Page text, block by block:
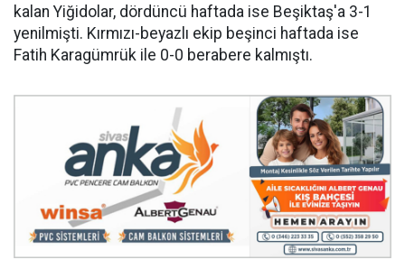
kalan Yiğidolar, dördüncü haftada ise Beşiktaş'a 3-1
yenilmişti. Kırmızı-beyazlı ekip beşinci haftada ise
Fatih Karagümrük ile 0-0 berabere kalmıştı.